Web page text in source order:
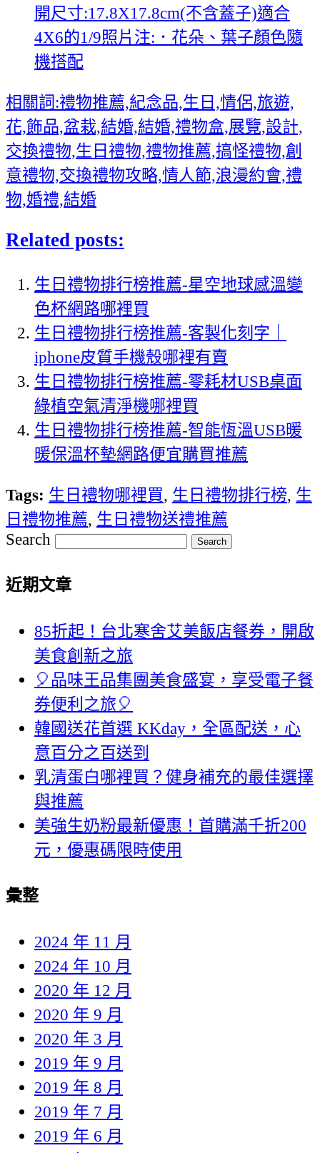
開尺寸:17.8X17.8cm(不含蓋子)適合
4X6的1/9照片注:．花朵、葉子顏色隨
機搭配
相關詞:禮物推薦,紀念品,生日,情侶,旅遊,
花,飾品,盆栽,結婚,結婚,禮物盒,展覽,設計,
交換禮物,生日禮物,禮物推薦,搞怪禮物,創
意禮物,交換禮物攻略,情人節,浪漫約會,禮
物,婚禮,結婚
Related posts:
生日禮物排行榜推薦-星空地球感溫變
色杯網路哪裡買
生日禮物排行榜推薦-客製化刻字｜
iphone皮質手機殼哪裡有賣
生日禮物排行榜推薦-零耗材USB桌面
綠植空氣清淨機哪裡買
生日禮物排行榜推薦-智能恆溫USB暖
暖保溫杯墊網路便宜購買推薦
Tags: 生日禮物哪裡買, 生日禮物排行榜, 生
日禮物推薦, 生日禮物送禮推薦
Search
近期文章
85折起！台北寒舍艾美飯店餐券，開啟
美食創新之旅
🎈品味王品集團美食盛宴，享受電子餐
券便利之旅🎈
韓國送花首選 KKday，全區配送，心
意百分之百送到
乳清蛋白哪裡買？健身補充的最佳選擇
與推薦
美強生奶粉最新優惠！首購滿千折200
元，優惠碼限時使用
彙整
2024 年 11 月
2024 年 10 月
2020 年 12 月
2020 年 9 月
2020 年 3 月
2019 年 9 月
2019 年 8 月
2019 年 7 月
2019 年 6 月